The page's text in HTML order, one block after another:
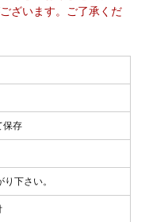
ざいます。ご了承くだ
保存
下さい。